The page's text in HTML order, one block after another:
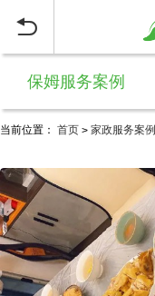

保姆服务案例
当前位置： 首页 > 家政服务案例